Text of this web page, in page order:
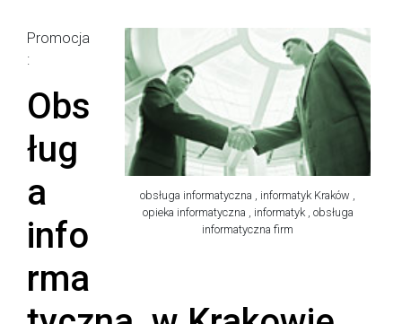
obsługa informatyczna , informatyk Kraków ,
opieka informatyczna , informatyk , obsługa
informatyczna firm
Promocja
:
Obs
ług
a
info
rma